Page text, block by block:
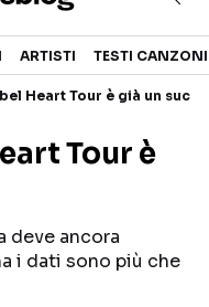
CANZONI
ED EVENTI
SHOW
ARTISTI TESTI CANZONI
Heart Tour è già un
Tour è
deve ancora
i dati sono più che